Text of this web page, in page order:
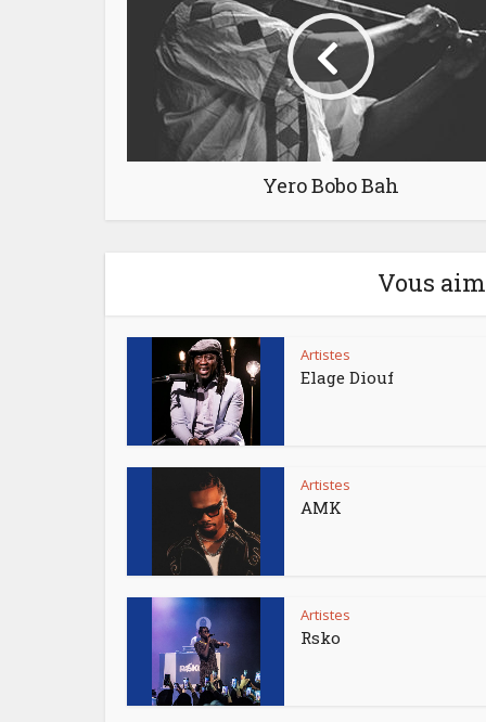
Yero Bobo Bah
Vous
Artistes
Elage Diouf
Artistes
AMK
Artistes
Rsko